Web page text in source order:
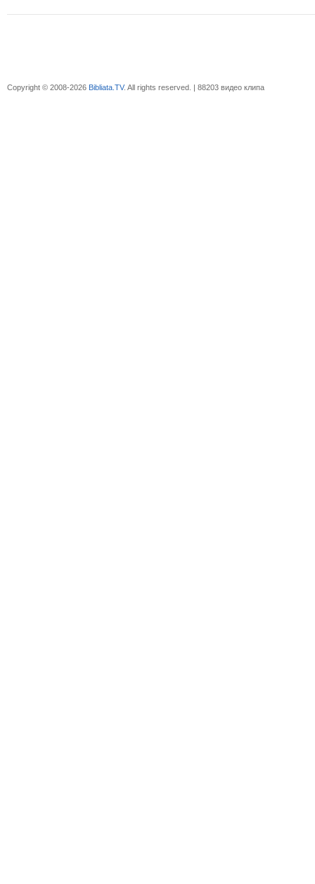
Copyright © 2008-2026 Bibliata.TV. All rights reserved. | 88203 видео клипа